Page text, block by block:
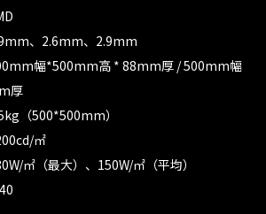
、2.6mm、2.9mm
幅*500mm高 * 88mm厚 / 500mm幅
厚
500*500mm）
㎡
（最大）、150W/㎡（平均）